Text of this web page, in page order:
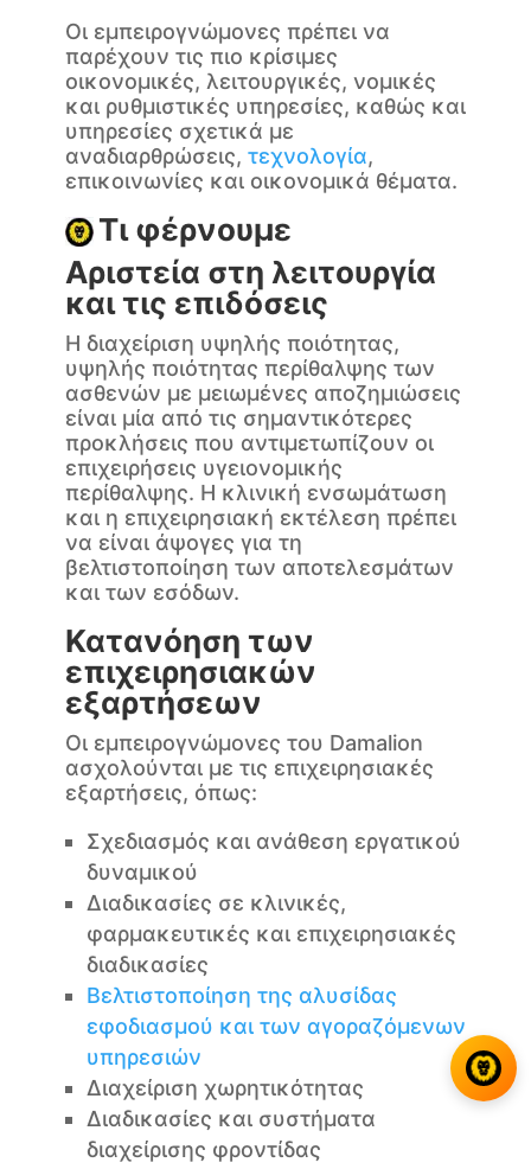
Οι εμπειρογνώμονες πρέπει να
παρέχουν τις πιο κρίσιμες
οικονομικές, λειτουργικές, νομικές
και ρυθμιστικές υπηρεσίες, καθώς και
υπηρεσίες σχετικά με
αναδιαρθρώσεις, τεχνολογία,
επικοινωνίες και οικονομικά θέματα.
Τι φέρνουμε
Αριστεία στη λειτουργία
και τις επιδόσεις
Η διαχείριση υψηλής ποιότητας,
υψηλής ποιότητας περίθαλψης των
ασθενών με μειωμένες αποζημιώσεις
είναι μία από τις σημαντικότερες
προκλήσεις που αντιμετωπίζουν οι
επιχειρήσεις υγειονομικής
περίθαλψης. Η κλινική ενσωμάτωση
και η επιχειρησιακή εκτέλεση πρέπει
να είναι άψογες για τη
βελτιστοποίηση των αποτελεσμάτων
και των εσόδων.
Κατανόηση των
επιχειρησιακών
εξαρτήσεων
Οι εμπειρογνώμονες του Damalion
ασχολούνται με τις επιχειρησιακές
εξαρτήσεις, όπως:
Σχεδιασμός και ανάθεση εργατικού
δυναμικού
Διαδικασίες σε κλινικές,
φαρμακευτικές και επιχειρησιακές
διαδικασίες
Βελτιστοποίηση της αλυσίδας
εφοδιασμού και των αγοραζόμενων
υπηρεσιών
Διαχείριση χωρητικότητας
Διαδικασίες και συστήματα
διαχείρισης φροντίδας